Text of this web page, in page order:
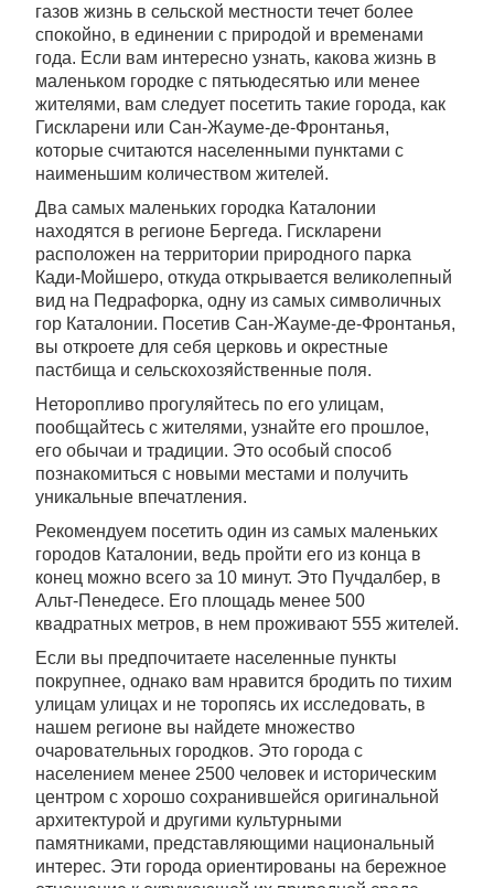
газов жизнь в сельской местности течет более
спокойно, в единении с природой и временами
года. Если вам интересно узнать, какова жизнь в
маленьком городке с пятьюдесятью или менее
жителями, вам следует посетить такие города, как
Гискларени или Сан-Жауме-де-Фронтанья,
которые считаются населенными пунктами с
наименьшим количеством жителей.
Два самых маленьких городка Каталонии
находятся в регионе Бергеда. Гискларени
расположен на территории природного парка
Кади-Мойшеро, откуда открывается великолепный
вид на Педрафорка, одну из самых символичных
гор Каталонии. Посетив Сан-Жауме-де-Фронтанья,
вы откроете для себя церковь и окрестные
пастбища и сельскохозяйственные поля.
Неторопливо прогуляйтесь по его улицам,
пообщайтесь с жителями, узнайте его прошлое,
его обычаи и традиции. Это особый способ
познакомиться с новыми местами и получить
уникальные впечатления.
Рекомендуем посетить один из самых маленьких
городов Каталонии, ведь пройти его из конца в
конец можно всего за 10 минут. Это Пучдалбер, в
Альт-Пенедесе. Его площадь менее 500
квадратных метров, в нем проживают 555 жителей.
Если вы предпочитаете населенные пункты
покрупнее, однако вам нравится бродить по тихим
улицам улицах и не торопясь их исследовать, в
нашем регионе вы найдете множество
очаровательных городков. Это города с
населением менее 2500 человек и историческим
центром с хорошо сохранившейся оригинальной
архитектурой и другими культурными
памятниками, представляющими национальный
интерес. Эти города ориентированы на бережное